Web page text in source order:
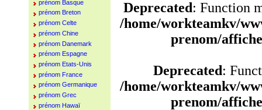
Deprecated: Function
/home/workteamkv/
prenom/
Deprecated:
/home/workteamkv/
prenom/
prénom Basque
prénom Breton
prénom Celte
prénom Chine
prénom Danemark
prénom Espagne
prénom Etats-Unis
prénom France
prénom Germanique
prénom Grec
prénom Hawaï